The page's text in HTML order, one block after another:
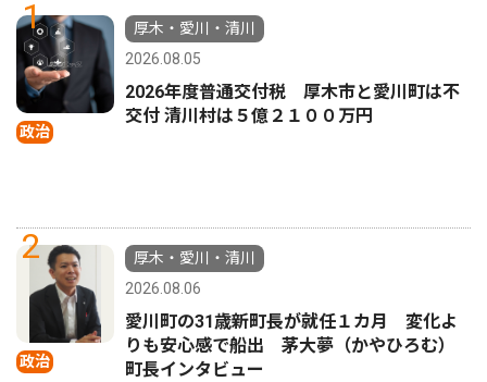
1
政治
厚木・愛川・清川
2026.08.05
2026年度普通交付税 厚木市と愛川町は不
交付 清川村は５億２１００万円
2
政治
厚木・愛川・清川
2026.08.06
愛川町の31歳新町長が就任１カ月 変化よ
りも安心感で船出 茅大夢（かやひろむ）
町長インタビュー